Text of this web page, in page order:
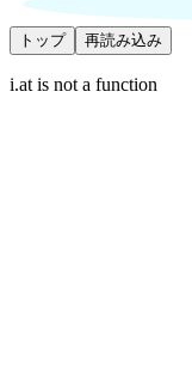
トップ 再読み込み
i.at is not a function